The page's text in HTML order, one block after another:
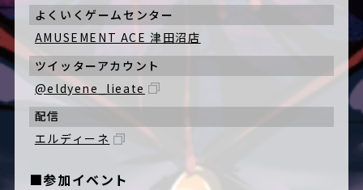
よくいくゲームセンター
AMUSEMENT ACE 津田沼店
ツイッターアカウント
@eldyene_lieate
配信
エルディーネ
■参加イベント